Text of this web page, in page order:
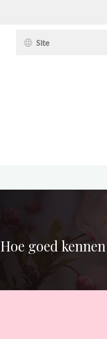
Hoe goed